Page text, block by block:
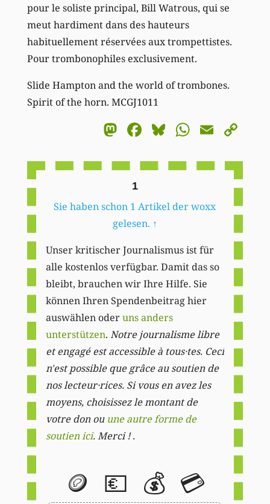
pour le soliste principal, Bill Watrous, qui se
meut hardiment dans des hauteurs
habituellement réservées aux trompettistes.
Pour trombonophiles exclusivement.
Slide Hampton and the world of trombones.
Spirit of the horn. MCGJ1011
Mastodon
Facebook
BlueskyEmail
1
Sie haben schon 1 Artikel der woxx
gelesen. ↑
Unser kritischer Journalismus ist für
alle kostenlos verfügbar. Damit das so
bleibt, brauchen wir Ihre Hilfe. Sie
können Ihren Spendenbeitrag hier
auswählen oderuns anders
unterstützen. Notre journalisme libre
et engagé est accessible à tous·tes. Ceci
n'est possible que grâce au soutien de
nos lecteur·rices. Si vous en avez les
moyens, choisissez le montant de
votre don ou une autre forme de
soutien ici. Merci ! .
🪙 💶 💰 💳